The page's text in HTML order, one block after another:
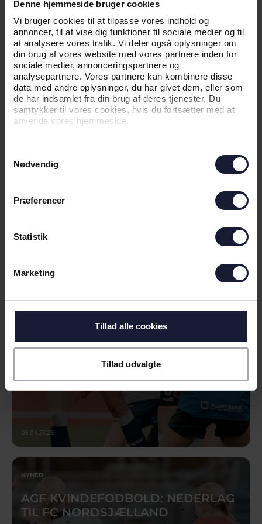
Denne hjemmeside bruger cookies
Vi bruger cookies til at tilpasse vores indhold og
annoncer, til at vise dig funktioner til sociale medier og til
at analysere vores trafik. Vi deler også oplysninger om
din brug af vores website med vores partnere inden for
sociale medier, annonceringspartnere og
analysepartnere. Vores partnere kan kombinere disse
data med andre oplysninger, du har givet dem, eller som
de har indsamlet fra din brug af deres tjenester. Du
samtykker til vores cookies, hvis du fortsætter med at
anvende vores hjemmeside.
Nødvendig
Præferencer
Statistik
Marketing
Tillad alle cookies
Tillad udvalgte
NYHED
AGF KVINDEFODBOLD: NEDTUR I
VEJLBY
28.04.2026
NYHED
05.04.2026
NYHED
AGF KVINDEFODBOLD: NEDERLAG
TIL FC NORDSJÆLLAND